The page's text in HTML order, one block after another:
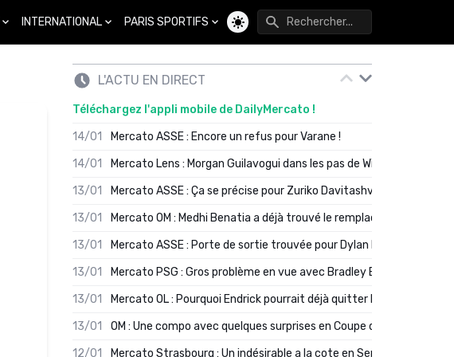
INTERNATIONAL PARIS SPORTIFS
Changer de thème
L'ACTU EN DIRECT
Téléchargez l'appli mobile de DailyMercato !
14/01
Mercato ASSE : Encore un refus pour Varane !
14/01
Mercato Lens : Morgan Guilavogui dans les pas de Will Still ?
13/01
Mercato ASSE : Ça se précise pour Zuriko Davitashvili
13/01
Mercato OM : Medhi Benatia a déjà trouvé le remplaçant de Robinio
13/01
Mercato ASSE : Porte de sortie trouvée pour Dylan Batubinsika
13/01
Mercato PSG : Gros problème en vue avec Bradley Barcola ?
13/01
Mercato OL : Pourquoi Endrick pourrait déjà quitter Lyon en janvier
13/01
OM : Une compo avec quelques surprises en Coupe de France
12/01
Mercato Strasbourg : Un indésirable a la cote en Serie A